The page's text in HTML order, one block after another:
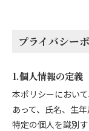
プライバシー
1.個人情報の定義
本ポリシーにおい
あって、氏名、生
特定の個人を識別